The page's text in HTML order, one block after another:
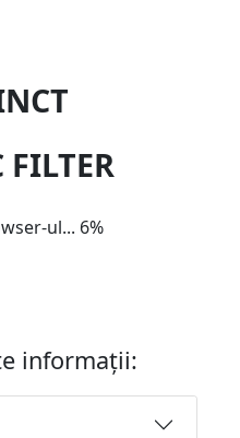
FILTER
ul... 6%
informații: